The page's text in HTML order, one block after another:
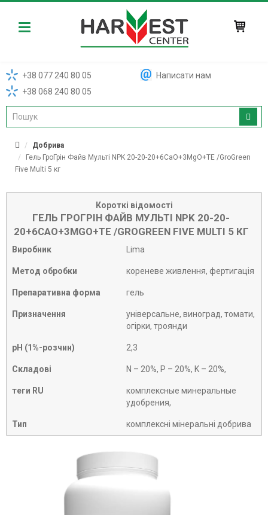
Harvest
+38 077 240 80 05
+38 068 240 80 05
Написати нам
Добрива
Гель ГроГрін Файв Мульті NPK 20-20-20+6CaO+3MgO+TE /GroGreen
Five Multi 5 кг
Короткі відомості
ГЕЛЬ ГРОГРІН ФАЙВ МУЛЬТІ NPK 20-20-
20+6CAO+3MGO+TE /GROGREEN FIVE MULTI 5 КГ
Виробник Lima
Метод обробки кореневе живлення, фертигація
Препаративна форма гель
Призначення
універсальне, виноград, томати,
огірки, троянди
рН (1%-розчин) 2,3
Складові N – 20%, P – 20%, K – 20%,
теги RU
комплексные минеральные
удобрения,
Тип комплексні мінеральні добрива